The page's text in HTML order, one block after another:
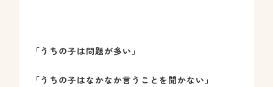
「うちの子は問題が多い」
「うちの子はなかなか言うことを聞かない」